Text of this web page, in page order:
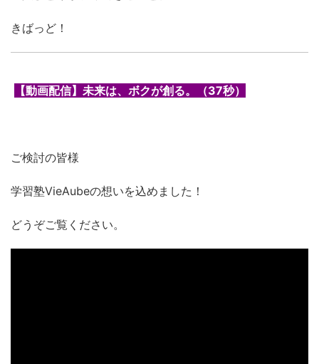
きばっど！
【動画配信】未来は、ボクが創る。（37秒）
ご検討の皆様
学習塾VieAubeの想いを込めました！
どうぞご覧ください。